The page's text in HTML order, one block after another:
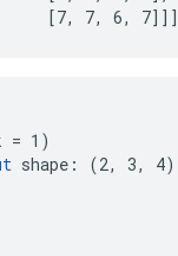
[7, 7, 6, 7]]]
= 1)
shape: (2, 3, 4)